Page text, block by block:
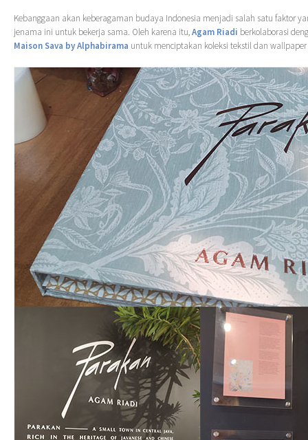
Kebanggaan akan keberagaman budaya Indonesia menjadi salah satu faktor
jenama ini untuk bekerja sama. Oleh karena itu,Agam Riadi berkolaborasi
Maison Sava by Alphabirama untuk menciptakan koleksi tekstil dan